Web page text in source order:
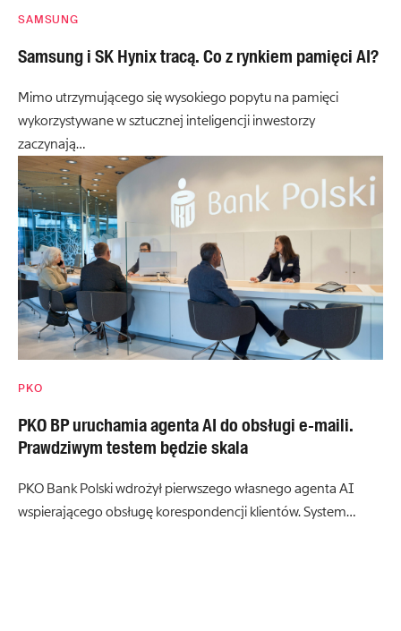
SAMSUNG
Samsung i SK Hynix tracą. Co z rynkiem pamięci AI?
Mimo utrzymującego się wysokiego popytu na pamięci
wykorzystywane w sztucznej inteligencji inwestorzy
zaczynają…
PKO
PKO BP uruchamia agenta AI do obsługi e-maili.
Prawdziwym testem będzie skala
PKO Bank Polski wdrożył pierwszego własnego agenta AI
wspierającego obsługę korespondencji klientów. System…